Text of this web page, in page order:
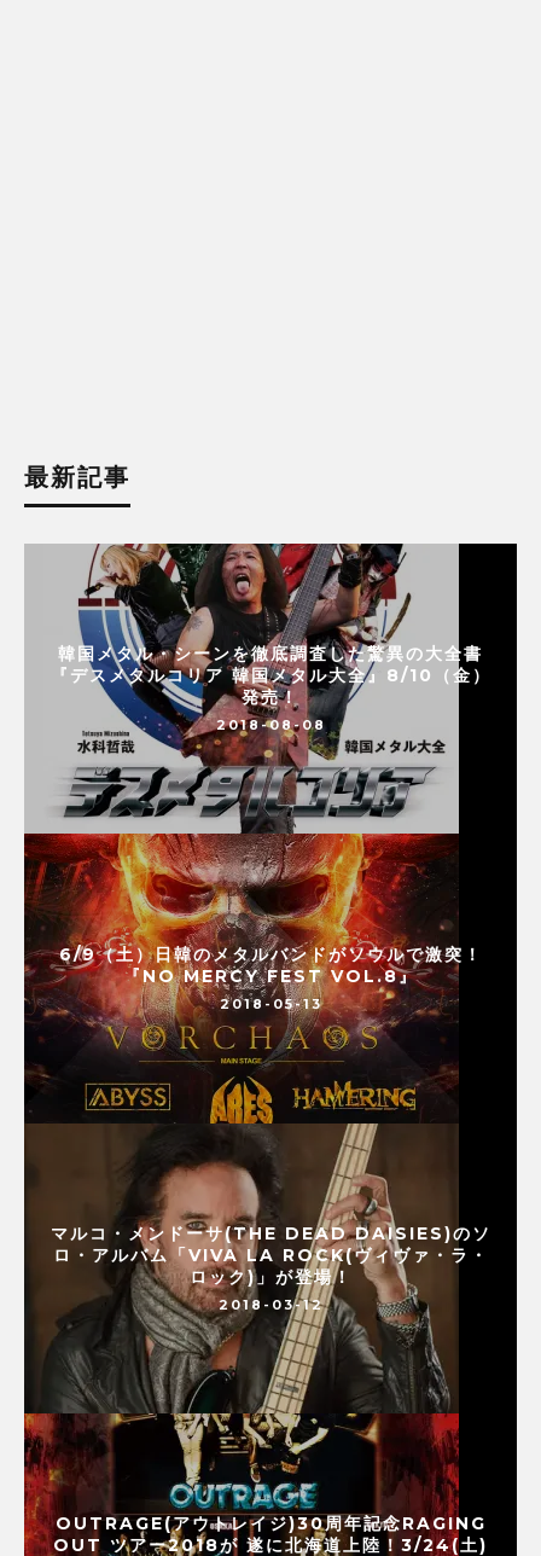
最新記事
韓国メタル・シーンを徹底調査した驚異の大全書
『デスメタルコリア 韓国メタル大全』8/10（金）
発売！
2018-08-08
6/9（土）日韓のメタルバンドがソウルで激突！
『NO MERCY FEST VOL.8』
2018-05-13
マルコ・メンドーサ(THE DEAD DAISIES)のソ
ロ・アルバム「VIVA LA ROCK(ヴィヴァ・ラ・
ロック)」が登場！
2018-03-12
OUTRAGE(アウトレイジ)30周年記念RAGING
OUT ツアー2018が 遂に北海道上陸！3/24(土)